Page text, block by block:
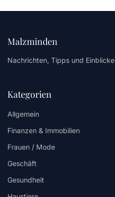
Malzminden
Nachrichten, Tipps und Einblicke
Kategorien
Allgemein
Finanzen & Immobilien
Frauen / Mode
Geschäft
Gesundheit